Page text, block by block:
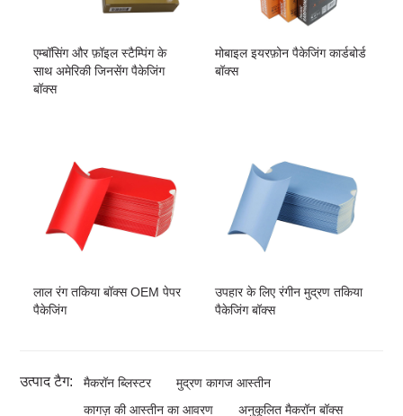
एम्बॉसिंग और फ़ॉइल स्टैम्पिंग के
साथ अमेरिकी जिनसेंग पैकेजिंग
बॉक्स
मोबाइल इयरफ़ोन पैकेजिंग कार्डबोर्ड
बॉक्स
लाल रंग तकिया बॉक्स OEM पेपर
पैकेजिंग
उपहार के लिए रंगीन मुद्रण तकिया
पैकेजिंग बॉक्स
उत्पाद टैग: मैकरॉन ब्लिस्टर
मुद्रण कागज आस्तीन
कागज़ की आस्तीन का आवरण
अनुकूलित मैकरॉन बॉक्स